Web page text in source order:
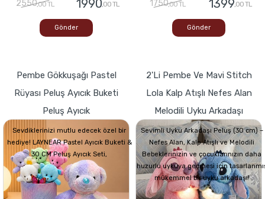
2550,00 TL 1990,00 TL
Gönder
1750,00 TL 1399,00 TL
Gönder
Pembe Gökkuşağı Pastel
Rüyası Peluş Ayıcık Buketi
Peluş Ayıcık
Sevdiklerinizi mutlu edecek özel bir
hediye! LAYNEAR Pastel Ayıcık Buketi &
30 CM Peluş Ayıcık Seti,
2'li Pembe Ve Mavi Stitch
Lola Kalp Atışlı Nefes Alan
Melodili Uyku Arkadaşı
Sevimli Uyku Arkadaşı Peluş (30 cm) –
Nefes Alan, Kalp Atışlı ve Melodili
Bebeklerinizin ve çocuklarınızın daha
huzurlu uykuya geçmesi için
mükemmel bir uyku arkadaşı!